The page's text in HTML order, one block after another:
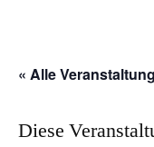
« Alle
Diese